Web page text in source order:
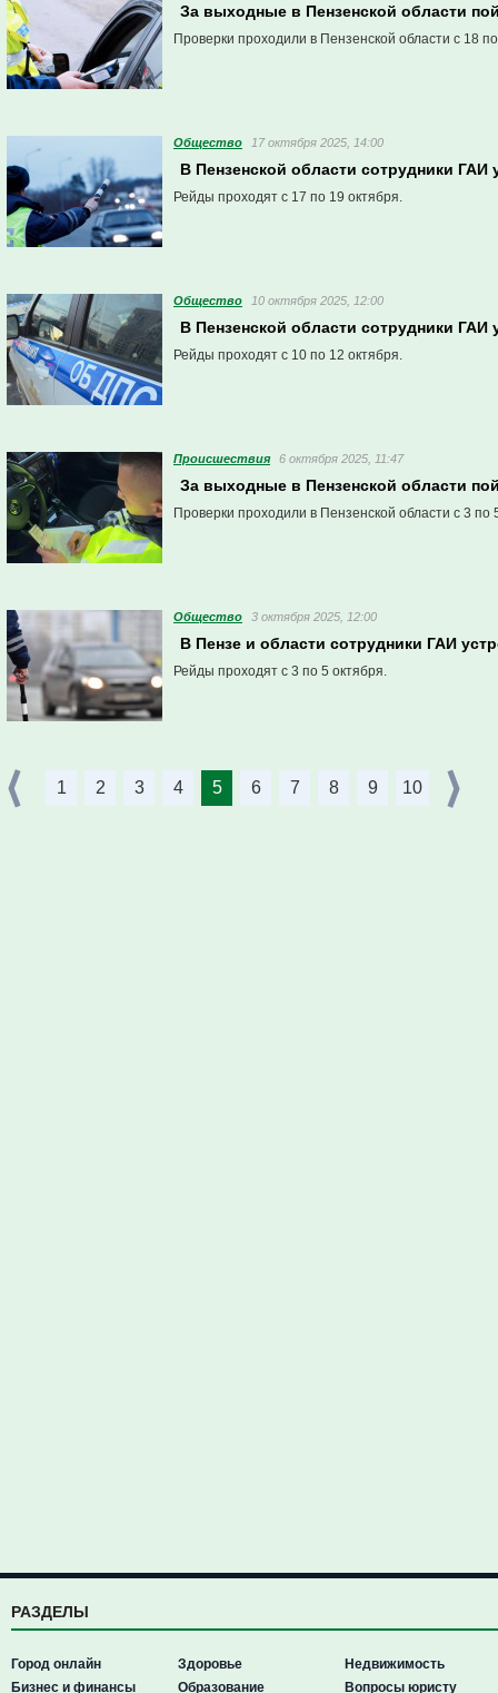
За выходные в Пензенской области
Проверки проходили в Пензенской области с 18
Общество 17 октября 2025, 14:00
В Пензенской области сотрудники
Рейды проходят с 17 по 19 октября.
Общество 10 октября 2025, 12:00
В Пензенской области сотрудники
Рейды проходят с 10 по 12 октября.
Проиcшествия 6 октября 2025, 11:47
За выходные в Пензенской области
Проверки проходили в Пензенской области с 3 по
Общество 3 октября 2025, 12:00
В Пензе и области сотрудники ГАИ
Рейды проходят с 3 по 5 октября.
1 2 3 4 5 6 7 8 9 10
РАЗДЕЛЫ
Город онлайн
Бизнес и финансы
Здоровье
Образование
Недвижимость
Вопросы юристу